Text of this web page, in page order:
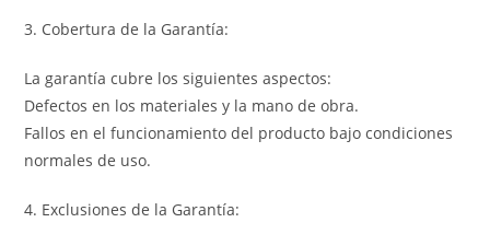
3. Cobertura de la Garantía:
La garantía cubre los siguientes aspectos:
Defectos en los materiales y la mano de obra.
Fallos en el funcionamiento del producto bajo condiciones
normales de uso.
4. Exclusiones de la Garantía: